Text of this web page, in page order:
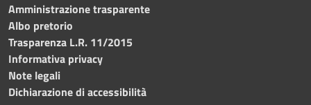
Amministrazione trasparente
Albo pretorio
Trasparenza L.R. 11/2015
Informativa privacy
Note legali
Dichiarazione di accessibilità